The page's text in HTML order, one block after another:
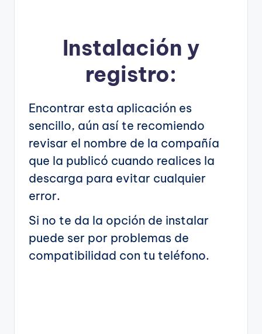
Instalación y
registro:
Encontrar esta aplicación es
sencillo, aún así te recomiendo
revisar el nombre de la compañía
que la publicó cuando realices la
descarga para evitar cualquier
error.
Si no te da la opción de instalar
puede ser por problemas de
compatibilidad con tu teléfono.